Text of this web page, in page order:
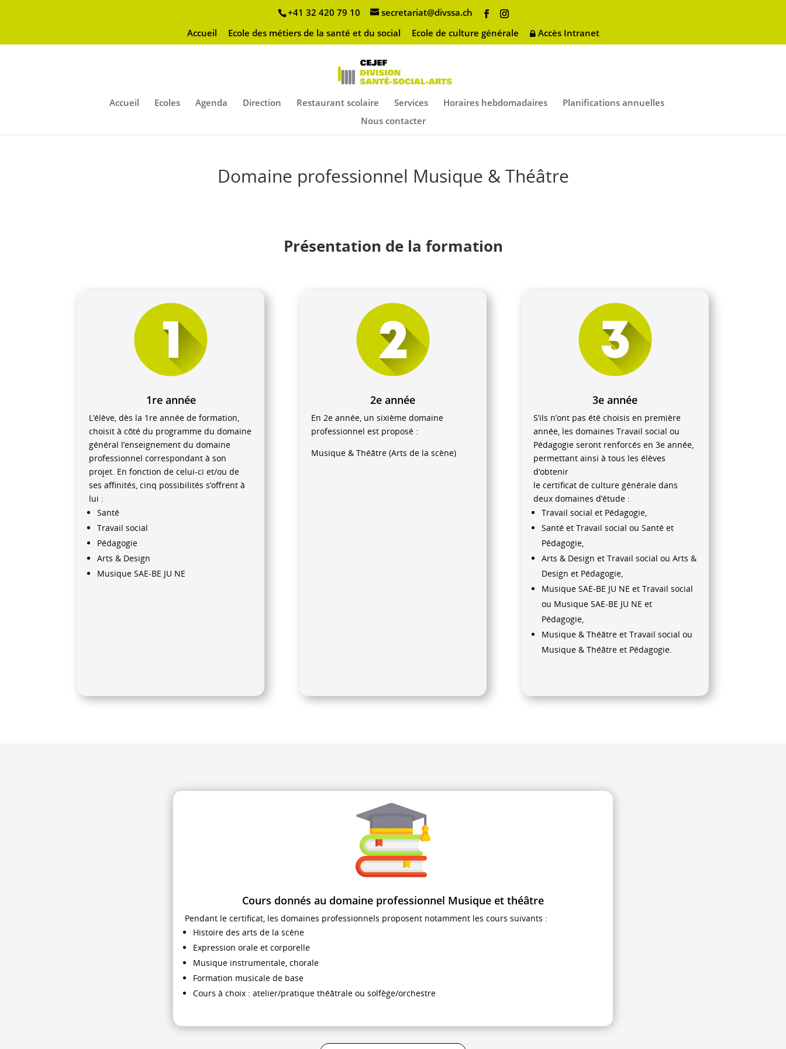
+41 32 420 79 10
secretariat@divssa.ch
Accueil
Ecole des métiers de la santé et du social Ecole de culture générale Accès Intranet
Accueil Ecoles Agenda Direction Restaurant scolaire Services Horaires hebdomadaires
Planifications annuelles
Nous contacter
Domaine professionnel Musique & Théâtre
Présentation de la formation
1re année
L’élève, dès la 1re année de formation,
choisit à côté du programme du domaine
général l’enseignement du domaine
professionnel correspondant à son
projet. En fonction de celui-ci et/ou de
ses affinités, cinq possibilités s’offrent à
lui :
Santé
Travail social
Pédagogie
Arts & Design
Musique SAE-BE JU NE
2e année
En 2e année, un sixième domaine
professionnel est proposé :
Musique & Théâtre (Arts de la scène)
3e année
S’ils n’ont pas été choisis en première
année, les domaines Travail social ou
Pédagogie seront renforcés en 3e année,
permettant ainsi à tous les élèves
d’obtenir
le certificat de culture générale dans
deux domaines d’étude :
Travail social et Pédagogie,
Santé et Travail social ou Santé et
Pédagogie,
Arts & Design et Travail social ou Arts &
Design et Pédagogie,
Musique SAE-BE JU NE et Travail social
ou Musique SAE-BE JU NE et
Pédagogie,
Musique & Théâtre et Travail social ou
Musique & Théâtre et Pédagogie.
Cours donnés au domaine professionnel Musique et théâtre
Pendant le certificat, les domaines professionnels proposent notamment les cours suivants :
Histoire des arts de la scène
Expression orale et corporelle
Musique instrumentale, chorale
Formation musicale de base
Cours à choix : atelier/pratique théâtrale ou solfège/orchestre